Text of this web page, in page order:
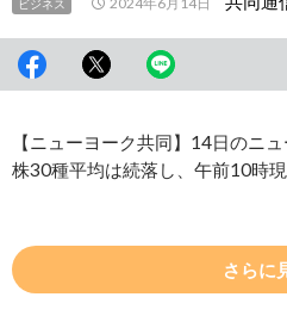
ビジネス
【ニューヨーク共同】14日のニ
株30種平均は続落し、午前10時
さらに